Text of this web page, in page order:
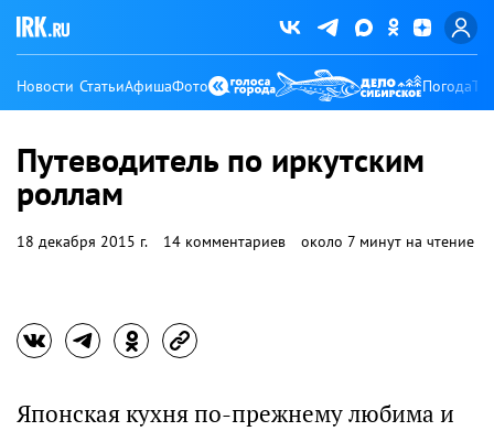
Новости СтатьиАфишаФото Погода
Путеводитель по иркутским
роллам
18 декабря 2015 г. 14 комментариев около 7 минут на чтение
Японская кухня по-прежнему любима и